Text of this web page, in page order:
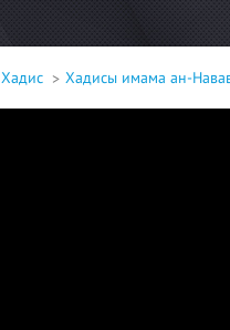
Хадис Хадисы имама ан-